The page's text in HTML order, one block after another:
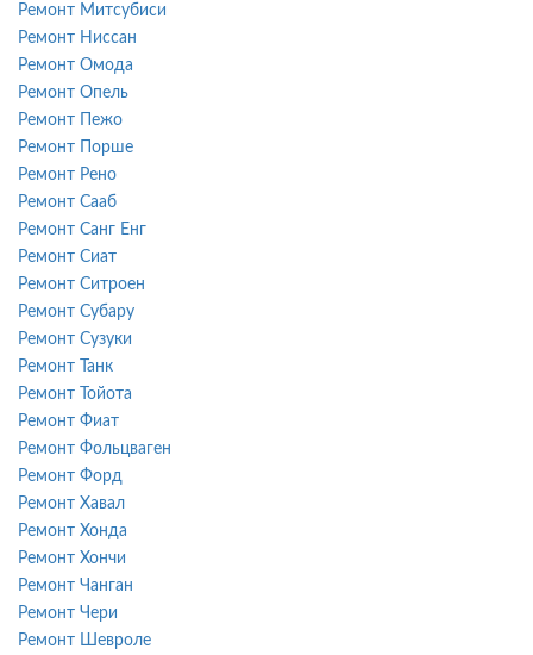
Ремонт Митсубиси
Ремонт Ниссан
Ремонт Омода
Ремонт Опель
Ремонт Пежо
Ремонт Порше
Ремонт Рено
Ремонт Сааб
Ремонт Санг Енг
Ремонт Сиат
Ремонт Ситроен
Ремонт Субару
Ремонт Сузуки
Ремонт Танк
Ремонт Тойота
Ремонт Фиат
Ремонт Фольцваген
Ремонт Форд
Ремонт Хавал
Ремонт Хонда
Ремонт Хончи
Ремонт Чанган
Ремонт Чери
Ремонт Шевроле